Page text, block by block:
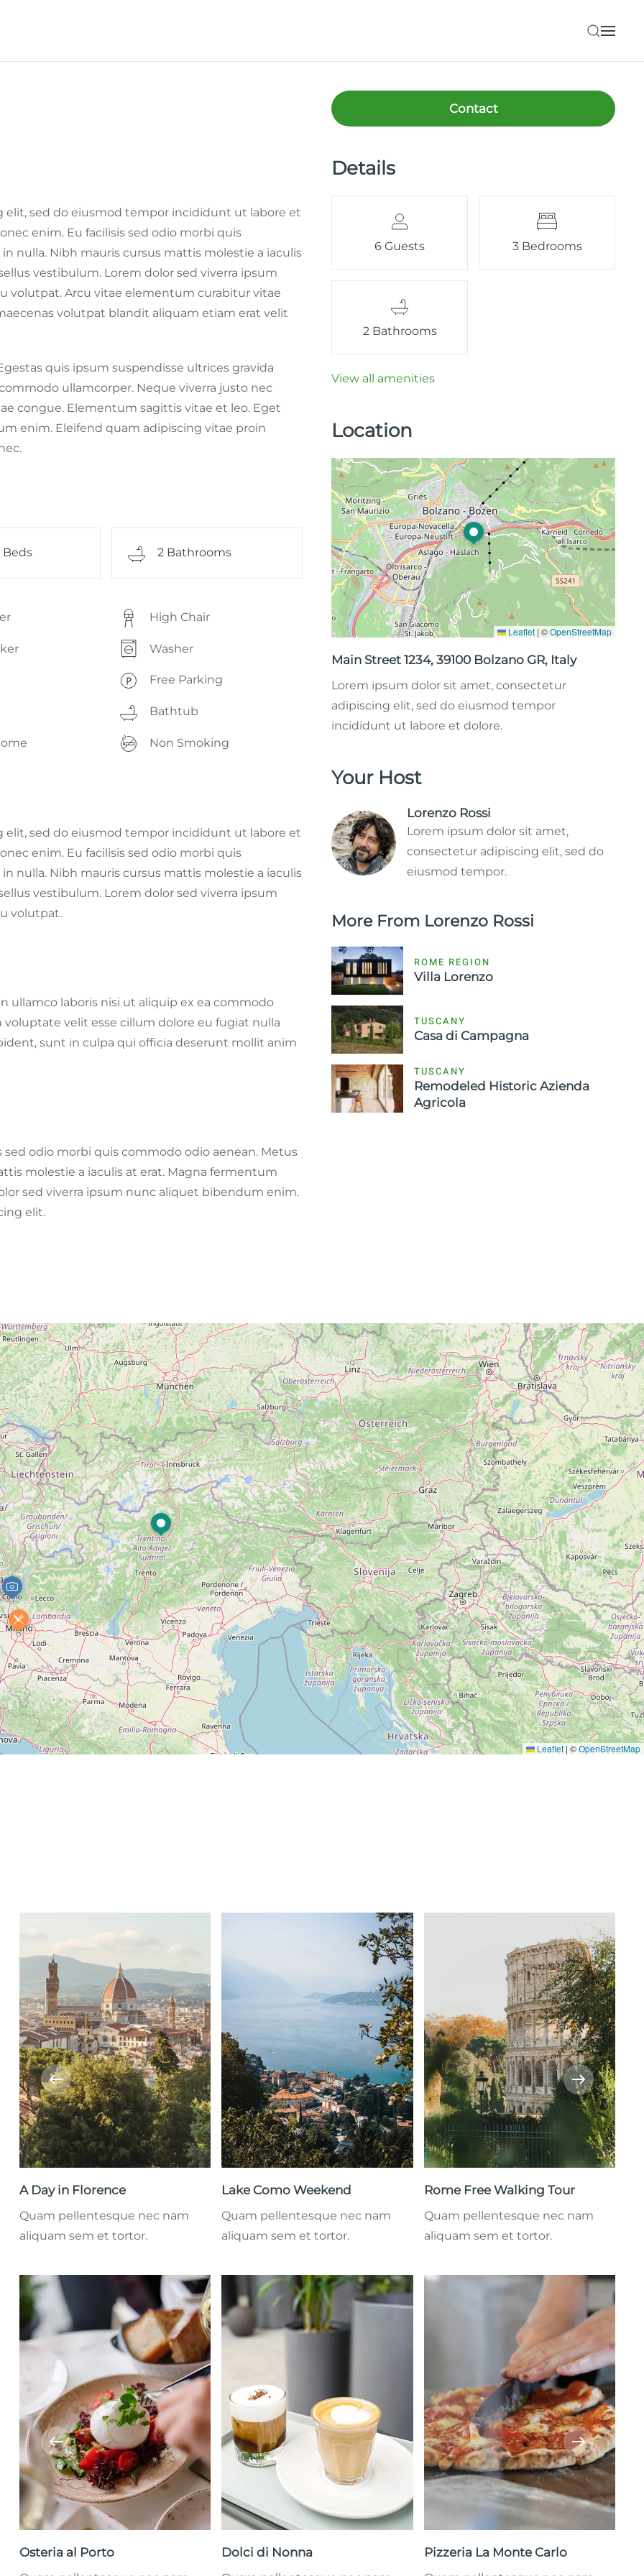
sed do eiusmod tempor incididunt ut labore et
enim. Eu facilisis sed odio morbi quis
nulla. Nibh mauris cursus mattis molestie a iaculis
vestibulum. Lorem dolor sed viverra ipsum
volutpat. Arcu vitae elementum curabitur vitae
volutpat blandit aliquam etiam erat velit
quis ipsum suspendisse ultrices gravida
ullamcorper. Neque viverra justo nec
congue. Elementum sagittis vitae et leo. Eget
enim. Eleifend quam adipiscing vitae proin
Beds 2 Bathrooms
High Chair
Washer
Free Parking
Bathtub
Non Smoking
sed do eiusmod tempor incididunt ut labore et
enim. Eu facilisis sed odio morbi quis
nulla. Nibh mauris cursus mattis molestie a iaculis
vestibulum. Lorem dolor sed viverra ipsum
volutpat.
ullamco laboris nisi ut aliquip ex ea commodo
velit esse cillum dolore eu fugiat nulla
sunt in culpa qui officia deserunt mollit anim
odio morbi quis commodo odio aenean. Metus
molestie a iaculis at erat. Magna fermentum
sed viverra ipsum nunc aliquet bibendum enim.
elit.
Contact
Details
6 Guests 3 Bedrooms
2 Bathrooms
View all amenities
Location
Leaflet | ©OpenStreetMap
Main Street 1234, 39100 Bolzano GR, Italy
Lorem ipsum dolor sit amet, consectetur
adipiscing elit, sed do eiusmod tempor
incididunt ut labore et dolore.
Your Host
Lorenzo Rossi
Lorem ipsum dolor sit amet,
consectetur adipiscing elit, sed do
eiusmod tempor.
More From Lorenzo Rossi
ROME REGION
Villa Lorenzo
TUSCANY
Casa di Campagna
TUSCANY
Remodeled Historic Azienda
Agricola
Leaflet | ©OpenStreetMap
A Day in Florence
Quam pellentesque nec nam
aliquam sem et tortor.
Lake Como Weekend
Quam pellentesque nec nam
aliquam sem et tortor.
Rome Free Walking Tour
Quam pellentesque nec nam
aliquam sem et tortor.
Osteria al Porto Dolci di Nonna Pizzeria La Monte Carlo